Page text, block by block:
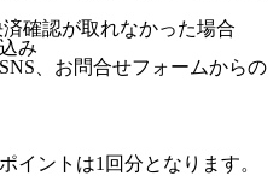
確認が取れなかった場合
み
、お問合せフォームからの
イントは1回分となります。